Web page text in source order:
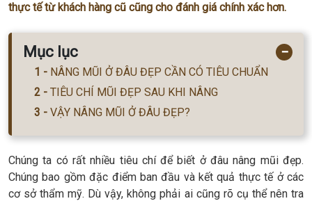
thực tế từ khách hàng cũ cũng cho đánh giá chính xác hơn.
Mục lục −
NÂNG MŨI Ở ĐÂU ĐẸP CẦN CÓ TIÊU CHUẨN
TIÊU CHÍ MŨI ĐẸP SAU KHI NÂNG
VẬY NÂNG MŨI Ở ĐÂU ĐẸP?
Chúng ta có rất nhiều tiêu chí để biết ở đâu nâng mũi đẹp.
Chúng bao gồm đặc điểm ban đầu và kết quả thực tế ở các
cơ sở thẩm mỹ. Dù vậy, không phải ai cũng rõ cụ thể nên tra